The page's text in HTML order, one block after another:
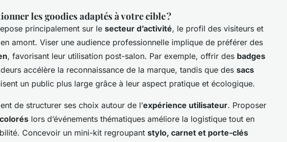
les goodies adaptés à votre cible ?
principalement sur le secteur d’activité, le profil des visiteurs et
amont. Viser une audience professionnelle implique de préférer des
, favorisant leur utilisation post-salon. Par exemple, offrir des badges
accélère la reconnaissance de la marque, tandis que des sacs
un public plus large grâce à leur aspect pratique et écologique.
de structurer ses choix autour de l’expérience utilisateur. Proposer
lors d’événements thématiques améliore la logistique tout en
Concevoir un mini-kit regroupant stylo, carnet et porte-clés